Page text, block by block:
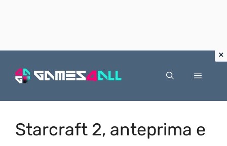
Menu
Starcraft 2, anteprima e